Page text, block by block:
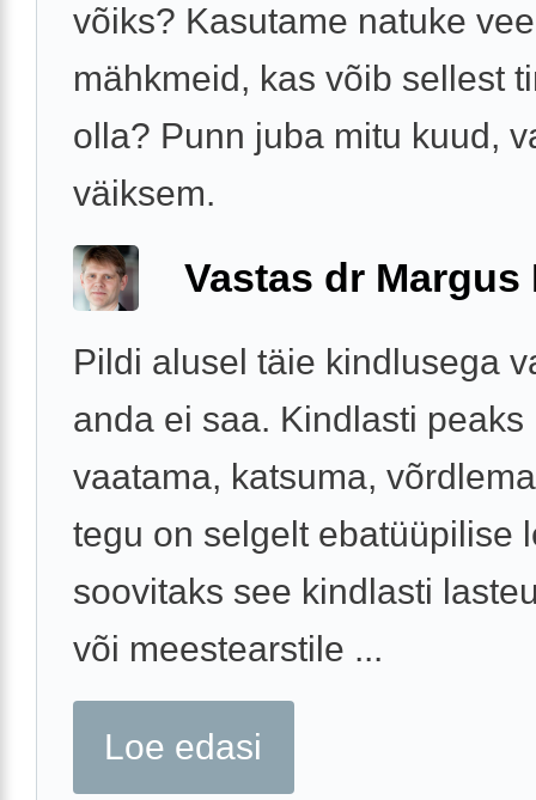
võiks? Kasutame natuke
mähkmeid, kas võib sellest
olla? Punn juba mitu kuud,
väiksem.
Vastas dr Margus
Pildi alusel täie kindlusega
anda ei saa. Kindlasti peaks
vaatama, katsuma,
tegu on selgelt ebatüüpilise
soovitaks see kindlasti
või meestearstile ...
Loe edasi